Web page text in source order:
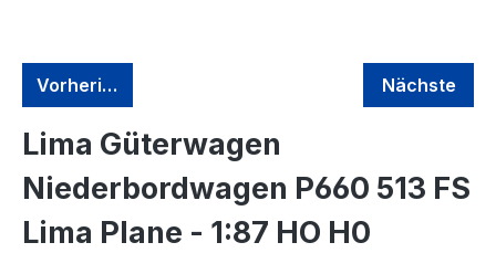
Vorherige Nächste
Lima Güterwagen
Niederbordwagen P660 513 FS
Lima Plane - 1:87 HO H0